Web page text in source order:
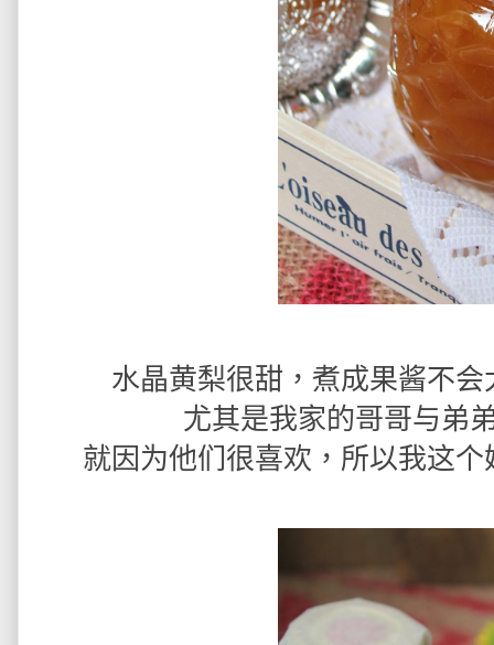
水晶黄梨很甜，煮成果酱不
尤其是我家的哥哥与弟
就因为他们很喜欢，所以我这